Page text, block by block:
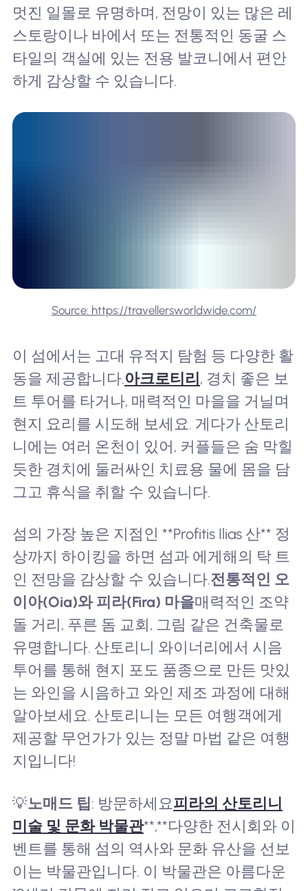
멋진 일몰로 유명하며, 전망이 있는 많은 레
스토랑이나 바에서 또는 전통적인 동굴 스
타일의 객실에 있는 전용 발코니에서 편안
하게 감상할 수 있습니다.
Source: https://travellersworldwide.com/
이 섬에서는 고대 유적지 탐험 등 다양한 활
동을 제공합니다.아크로티리 , 경치 좋은 보
트 투어를 타거나, 매력적인 마을을 거닐며
현지 요리를 시도해 보세요. 게다가 산토리
니에는 여러 온천이 있어, 커플들은 숨 막힐
듯한 경치에 둘러싸인 치료용 물에 몸을 담
그고 휴식을 취할 수 있습니다.
섬의 가장 높은 지점인 **Profitis Ilias 산** 정
상까지 하이킹을 하면 섬과 에게해의 탁 트
인 전망을 감상할 수 있습니다.전통적인 오
이아(Oia)와 피라(Fira) 마을매력적인 조약
돌 거리, 푸른 돔 교회, 그림 같은 건축물로
유명합니다. 산토리니 와이너리에서 시음
투어를 통해 현지 포도 품종으로 만든 맛있
는 와인을 시음하고 와인 제조 과정에 대해
알아보세요. 산토리니는 모든 여행객에게
제공할 무언가가 있는 정말 마법 같은 여행
지입니다!
💡노매드 팁: 방문하세요피라의 산토리니
미술 및 문화 박물관**,**다양한 전시회와 이
벤트를 통해 섬의 역사와 문화 유산을 선보
이는 박물관입니다. 이 박물관은 아름다운